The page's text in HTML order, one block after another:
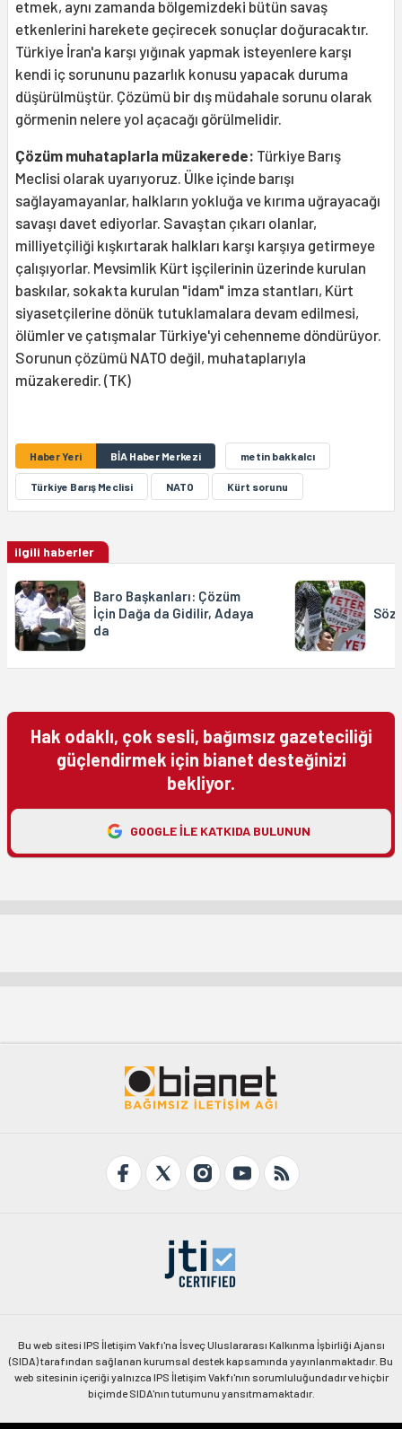
etmek, aynı zamanda bölgemizdeki bütün savaş
etkenlerini harekete geçirecek sonuçlar doğuracaktır.
Türkiye İran'a karşı yığınak yapmak isteyenlere karşı
kendi iç sorununu pazarlık konusu yapacak duruma
düşürülmüştür. Çözümü bir dış müdahale sorunu olarak
görmenin nelere yol açacağı görülmelidir.
Çözüm muhataplarla müzakerede: Türkiye Barış
Meclisi olarak uyarıyoruz. Ülke içinde barışı
sağlayamayanlar, halkların yokluğa ve kırıma uğrayacağı
savaşı davet ediyorlar. Savaştan çıkarı olanlar,
milliyetçiliği kışkırtarak halkları karşı karşıya getirmeye
çalışıyorlar. Mevsimlik Kürt işçilerinin üzerinde kurulan
baskılar, sokakta kurulan "idam" imza stantları, Kürt
siyasetçilerine dönük tutuklamalara devam edilmesi,
ölümler ve çatışmalar Türkiye'yi cehenneme döndürüyor.
Sorunun çözümü NATO değil, muhataplarıyla
müzakeredir. (TK)
Haber Yeri BİA Haber Merkezi metin bakkalcı
Türkiye Barış Meclisi NATO Kürt sorunu
ilgili haberler
Baro Başkanları: Çözüm
İçin Dağa da Gidilir, Adaya
da
Söz
Hak odaklı, çok sesli, bağımsız gazeteciliği
güçlendirmek için bianet desteğinizi
bekliyor.
GOOGLE ILE KATKIDA BULUNUN
Bu web sitesi IPS İletişim Vakfı'na İsveç Uluslararası Kalkınma İşbirliği Ajansı
(SIDA) tarafından sağlanan kurumsal destek kapsamında yayınlanmaktadır. Bu
web sitesinin içeriği yalnızca IPS İletişim Vakfı'nın sorumluluğundadır ve hiçbir
biçimde SIDA'nın tutumunu yansıtmamaktadır.